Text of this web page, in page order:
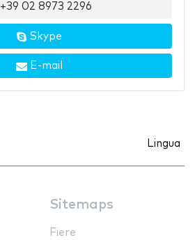
+39 02 8973 2296
Skype
E-mail
Lingua
Sitemaps
Fiere